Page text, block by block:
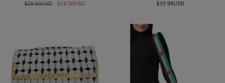
السعر
$19.99USD
السعر
$14.50USD
السعر
$29.99USD